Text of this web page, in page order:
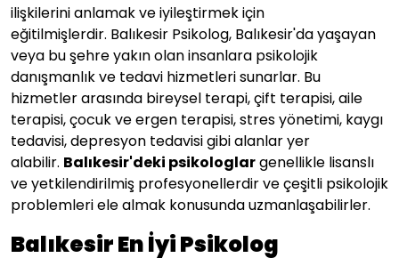
ilişkilerini anlamak ve iyileştirmek için
eğitilmişlerdir. Balıkesir Psikolog, Balıkesir'da yaşayan
veya bu şehre yakın olan insanlara psikolojik
danışmanlık ve tedavi hizmetleri sunarlar. Bu
hizmetler arasında bireysel terapi, çift terapisi, aile
terapisi, çocuk ve ergen terapisi, stres yönetimi, kaygı
tedavisi, depresyon tedavisi gibi alanlar yer
alabilir. Balıkesir'deki psikologlar genellikle lisanslı
ve yetkilendirilmiş profesyonellerdir ve çeşitli psikolojik
problemleri ele almak konusunda uzmanlaşabilirler.
Balıkesir En İyi Psikolog